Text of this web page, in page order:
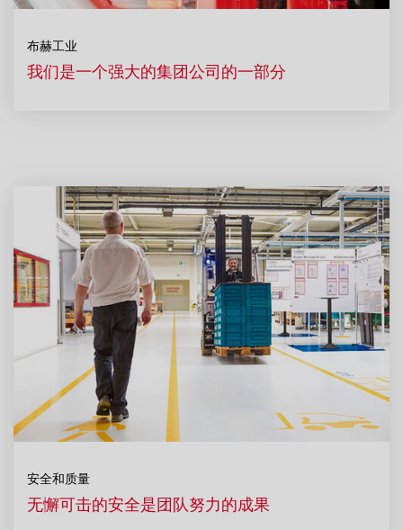
布赫工业
我们是一个强大的集团公司的一部分
安全和质量
无懈可击的安全是团队努力的成果